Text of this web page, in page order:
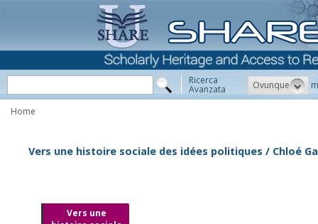
Ricerca
Avanzata Ovunque
Home
Vers une histoire sociale des idées politiques / Chloé
Vers une